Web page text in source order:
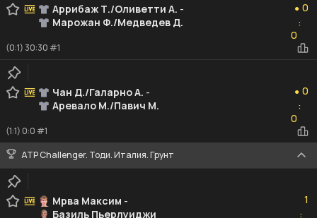
Аррибаж Т./Оливетти А. -
Марожан Ф./Медведев Д.
● 0
:
0
(0:1) 30:30 #1
Чан Д./Галарно А. -
Аревало М./Павич М.
● 0
:
0
(1:1) 0:0 #1
ATP Challenger. Тоди. Италия. Грунт
Мрва Максим -
Базиль Пьерлуиджи
1
: